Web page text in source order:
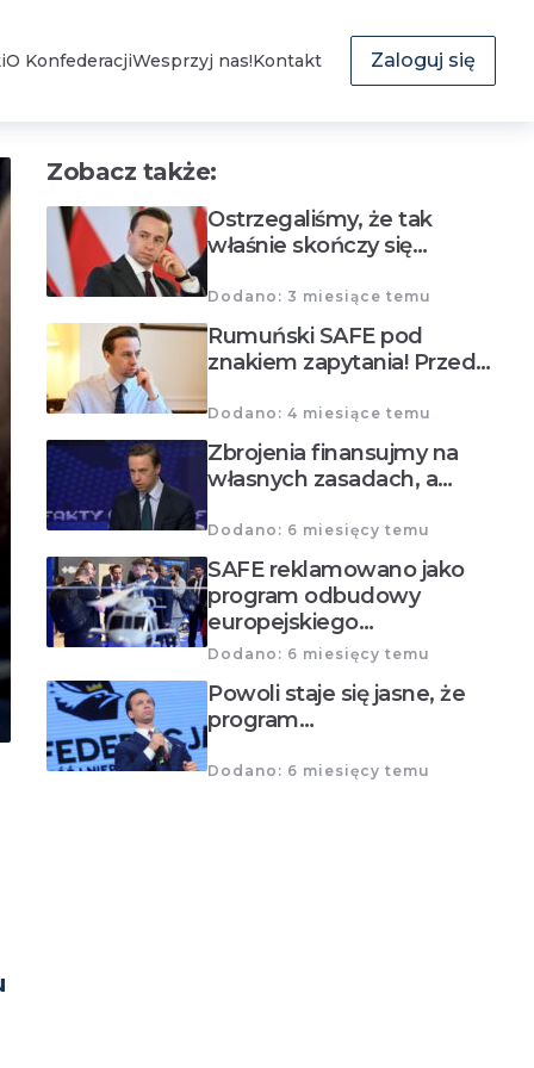
O KonfederacjiWesprzyj nas!Kontakt Zaloguj się
Zobacz także:
Ostrzegaliśmy, że tak
właśnie skończy się…
Dodano: 3 miesiące temu
Rumuński SAFE pod
znakiem zapytania! Przed…
Dodano: 4 miesiące temu
Zbrojenia finansujmy na
własnych zasadach, a…
Dodano: 6 miesięcy temu
SAFE reklamowano jako
program odbudowy
europejskiego…
Dodano: 6 miesięcy temu
Powoli staje się jasne, że
program…
Dodano: 6 miesięcy temu